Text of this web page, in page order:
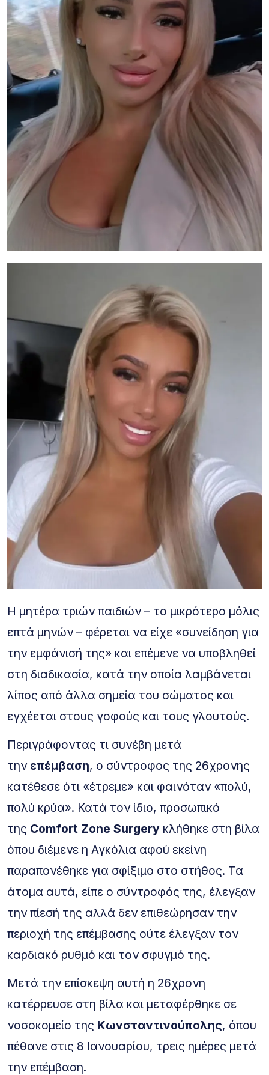
Η μητέρα τριών παιδιών – το μικρότερο μόλις
επτά μηνών – φέρεται να είχε «συνείδηση για
την εμφάνισή της» και επέμενε να υποβληθεί
στη διαδικασία, κατά την οποία λαμβάνεται
λίπος από άλλα σημεία του σώματος και
εγχέεται στους γοφούς και τους γλουτούς.
Περιγράφοντας τι συνέβη μετά
την επέμβαση, ο σύντροφος της 26χρονης
κατέθεσε ότι «έτρεμε» και φαινόταν «πολύ,
πολύ κρύα». Κατά τον ίδιο, προσωπικό
της Comfort Zone Surgery κλήθηκε στη βίλα
όπου διέμενε η Αγκόλια αφού εκείνη
παραπονέθηκε για σφίξιμο στο στήθος. Τα
άτομα αυτά, είπε ο σύντροφός της, έλεγξαν
την πίεσή της αλλά δεν επιθεώρησαν την
περιοχή της επέμβασης ούτε έλεγξαν τον
καρδιακό ρυθμό και τον σφυγμό της.
Μετά την επίσκεψη αυτή η 26χρονη
κατέρρευσε στη βίλα και μεταφέρθηκε σε
νοσοκομείο της Κωνσταντινούπολης, όπου
πέθανε στις 8 Ιανουαρίου, τρεις ημέρες μετά
την επέμβαση.